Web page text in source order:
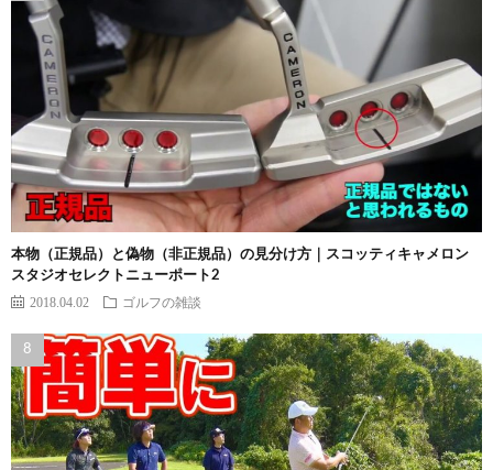
本物（正規品）と偽物（非正規品）の見分け方｜スコッティキャメロン
スタジオセレクトニューポート2
2018.04.02 ゴルフの雑談